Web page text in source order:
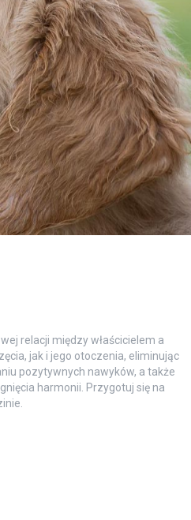
relacji między właścicielem a
jak i jego otoczenia, eliminując
pozytywnych nawyków, a także
harmonii. Przygotuj się na